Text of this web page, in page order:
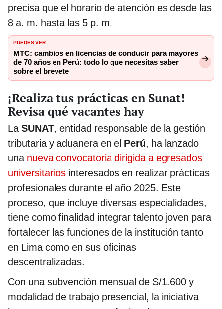
precisa que el horario de atención es desde las
8 a. m. hasta las 5 p. m.
PUEDES VER:
MTC: cambios en licencias de conducir para mayores
de 70 años en Perú: todo lo que necesitas saber
sobre el brevete
¡Realiza tus prácticas en Sunat!
Revisa qué vacantes hay
LaSUNAT, entidad responsable de la gestión
tributaria y aduanera en el Perú, ha lanzado
una nueva convocatoria dirigida a egresados
universitarios interesados en realizar prácticas
profesionales durante el año 2025. Este
proceso, que incluye diversas especialidades,
tiene como finalidad integrar talento joven para
fortalecer las funciones de la institución tanto
en Lima como en sus oficinas
descentralizadas.
Con una subvención mensual de S/1.600 y
modalidad de trabajo presencial, la iniciativa